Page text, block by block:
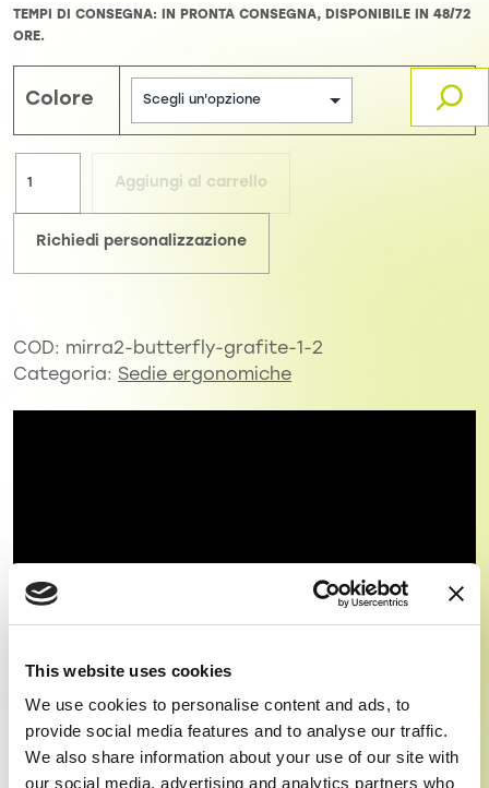
This website uses cookies
We use cookies to personalise content and ads, to
provide social media features and to analyse our traffic.
We also share information about your use of our site with
our social media, advertising and analytics partners who
TEMPI DI CONSEGNA: IN PRONTA CONSEGNA, DISPONIBILE IN 48/72
ORE.
Colore
Aggiungi al carrello
Richiedi personalizzazione
COD: mirra2-butterfly-grafite-1-2
Categoria: Sedie ergonomiche